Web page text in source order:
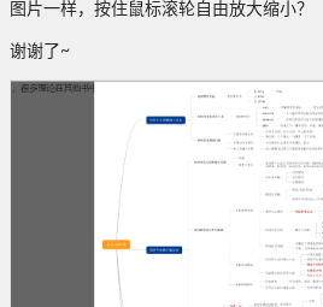
图片一样，按住鼠标滚轮自由放大缩小？
谢谢了~